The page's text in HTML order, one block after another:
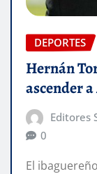
DEPORTES
Hernán
ascender
Editores
0
El